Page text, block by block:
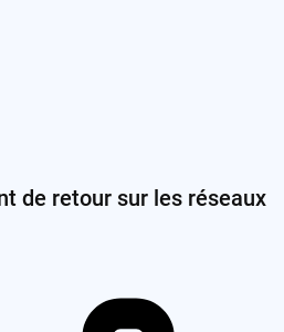
de retour sur les réseaux